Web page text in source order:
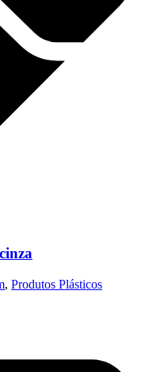
, Produtos Plásticos